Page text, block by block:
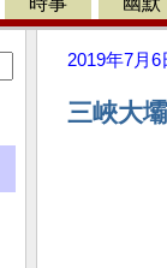
2019年7月6
三峽大